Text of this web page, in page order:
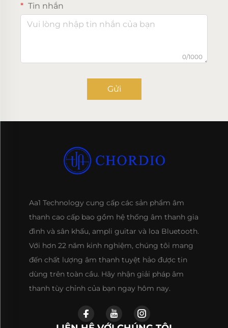
Tin nhắn
0/1000
Gửi
Aa1 Technology cung cấp các sản phẩm âm
thanh cao cấp bao gồm hệ thống âm thanh gia
đình và sân khấu, ampli guitar và loa Bluetooth.
Với hơn 22 năm kinh nghiệm, chúng tôi mang
đến chất lượng âm thanh tuyệt hảo được tin
dùng trên toàn cầu. Hãy nhận giải pháp âm
thanh tùy chỉnh của bạn ngay hôm nay.